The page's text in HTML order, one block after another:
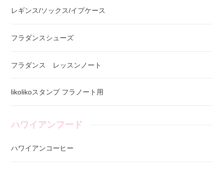
レギンス/ソックス/イプケース
フラダンスシューズ
フラダンス レッスンノート
likolikoスタンプ フラノート用
ハワイアンフード
ハワイアンコーヒー